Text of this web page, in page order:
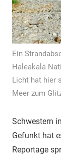
Ein
Haleakalā
Licht hat hier
Meer zum
Schwestern
Gefunkt hat
Reportage